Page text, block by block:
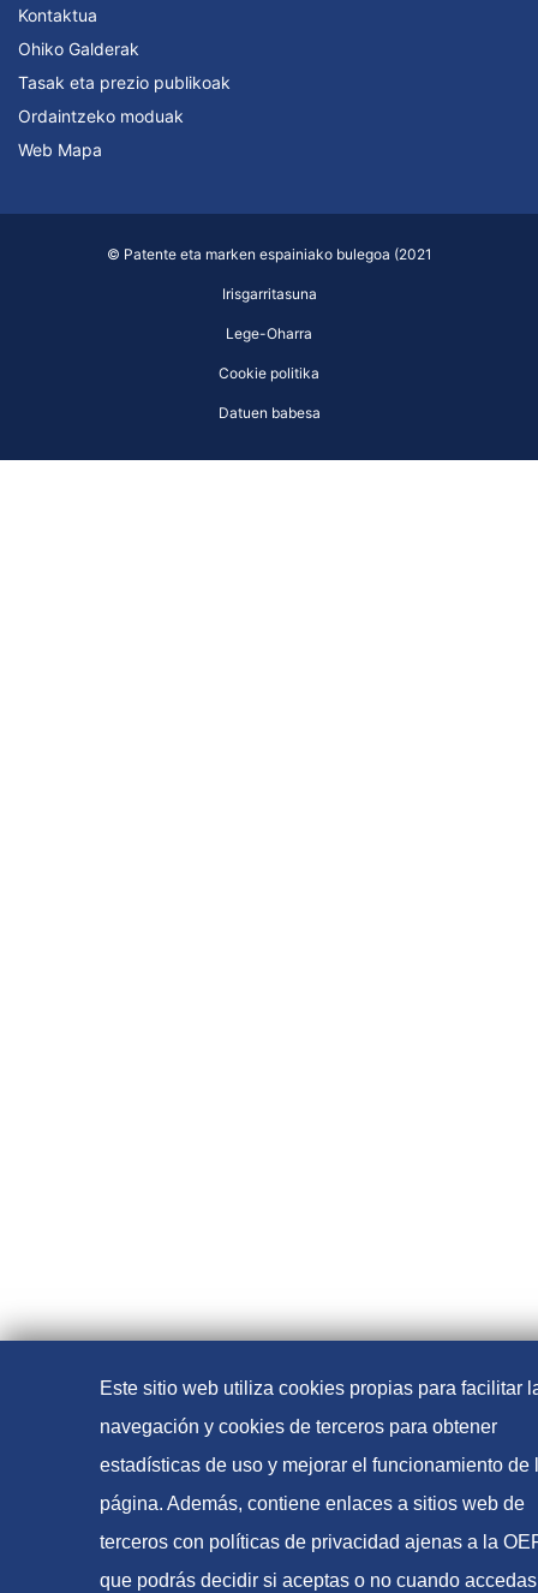
Kontaktua
Ohiko Galderak
Tasak eta prezio publikoak
Ordaintzeko moduak
Web Mapa
© Patente eta marken espainiako bulegoa (2021
Irisgarritasuna
Lege-Oharra
Cookie politika
Datuen babesa
Este sitio web utiliza cookies propias para facilitar
navegación y cookies de terceros para obtener
estadísticas de uso y mejorar el funcionamiento de
página. Además, contiene enlaces a sitios web de
terceros con políticas de privacidad ajenas a la
que podrás decidir si aceptas o no cuando